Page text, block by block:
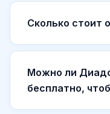
Сколько стоит
Можно ли
бесплатно,